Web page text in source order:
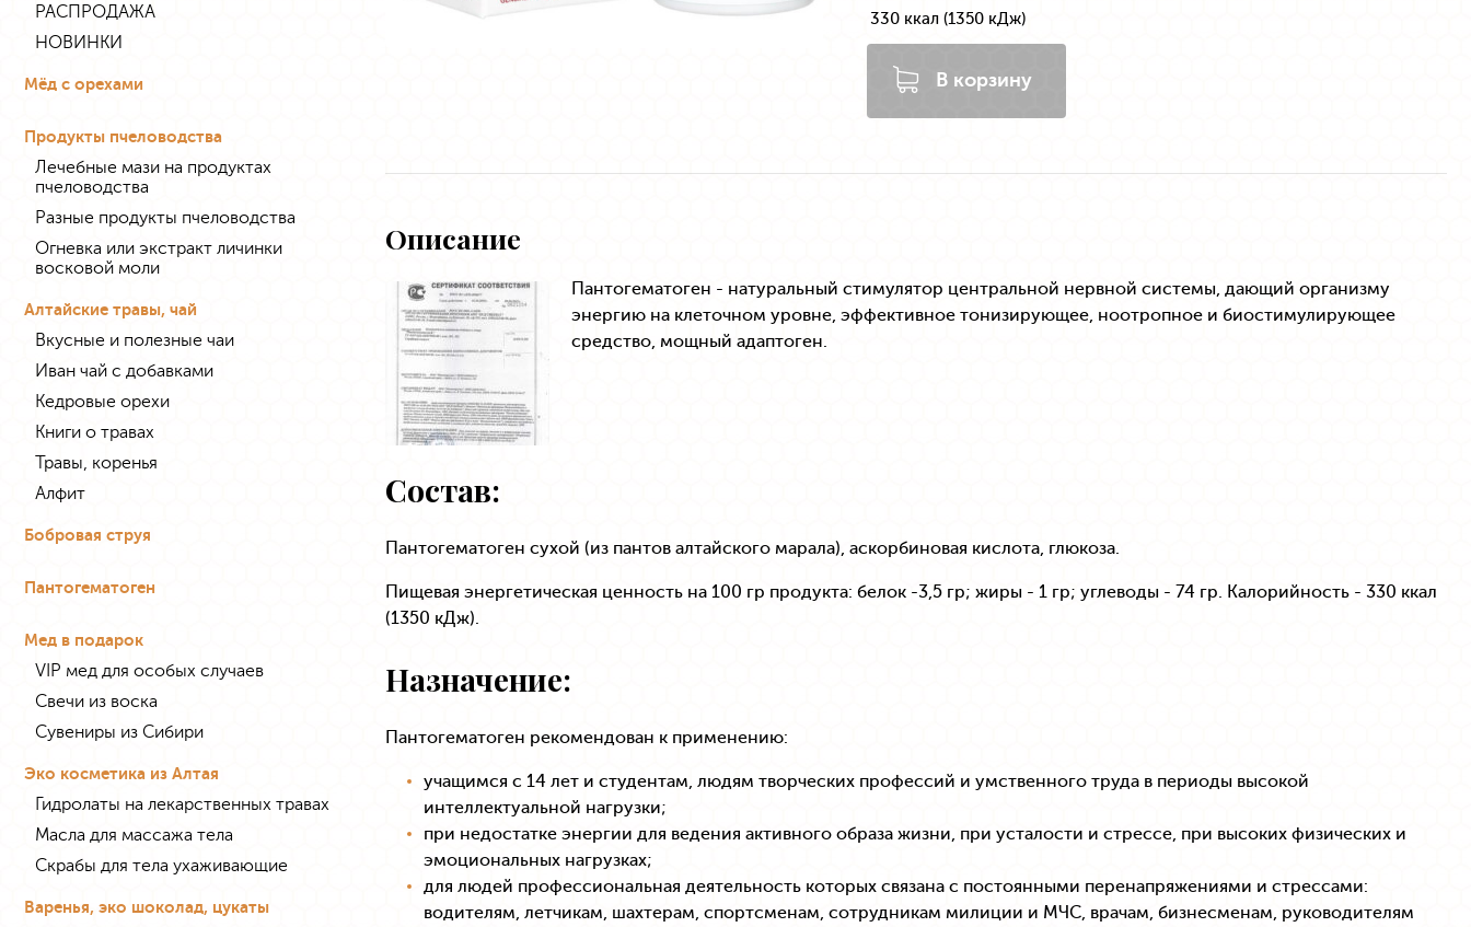
РАСПРОДАЖА
НОВИНКИ
Мёд с орехами
Продукты пчеловодства
Лечебные мази на продуктах
пчеловодства
Разные продукты пчеловодства
Огневка или экстракт личинки
восковой моли
Алтайские травы, чай
Вкусные и полезные чаи
Иван чай с добавками
Кедровые орехи
Книги о травах
Травы, коренья
Алфит
Бобровая струя
Пантогематоген
Мед в подарок
VIP мед для особых случаев
Свечи из воска
Сувениры из Сибири
Эко косметика из Алтая
Гидролаты на лекарственных травах
Масла для массажа тела
Скрабы для тела ухаживающие
Варенья, эко шоколад, цукаты
330 ккал (1350 кДж)
В корзину
Описание
Пантогематоген - натуральный стимулятор центральной нервной системы, дающий организму
энергию на клеточном уровне, эффективное тонизирующее, ноотропное и биостимулирующее
средство, мощный адаптоген.
Состав:
Пантогематоген сухой (из пантов алтайского марала), аскорбиновая кислота, глюкоза.
Пищевая энергетическая ценность на 100 гр продукта: белок -3,5 гр; жиры - 1 гр; углеводы - 74 гр. Калорийность - 330 ккал
(1350 кДж).
Назначение:
Пантогематоген рекомендован к применению:
учащимся с 14 лет и студентам, людям творческих профессий и умственного труда в периоды высокой
интеллектуальной нагрузки;
при недостатке энергии для ведения активного образа жизни, при усталости и стрессе, при высоких физических и
эмоциональных нагрузках;
для людей профессиональная деятельность которых связана с постоянными перенапряжениями и стрессами:
водителям, летчикам, шахтерам, спортсменам, сотрудникам милиции и МЧС, врачам, бизнесменам, руководителям